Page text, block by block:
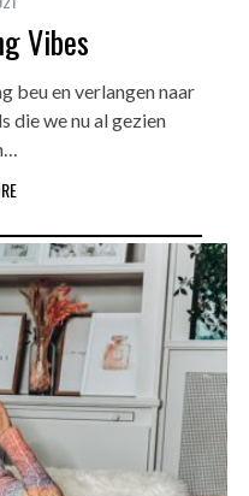
Vibes
beu en verlangen naar
die we nu al gezien